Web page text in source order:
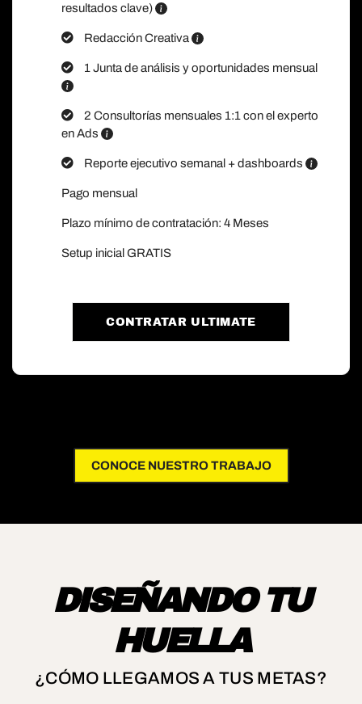
resultados clave)
Redacción Creativa
1 Junta de análisis y oportunidades mensual
2 Consultorías mensuales 1:1 con el experto
en Ads
Reporte ejecutivo semanal + dashboards
Pago mensual
Plazo mínimo de contratación: 4 Meses
Setup inicial GRATIS
CONTRATAR ULTIMATE
CONOCE NUESTRO TRABAJO
DISEÑANDO TU
HUELLA
¿CÓMO LLEGAMOS A TUS METAS?